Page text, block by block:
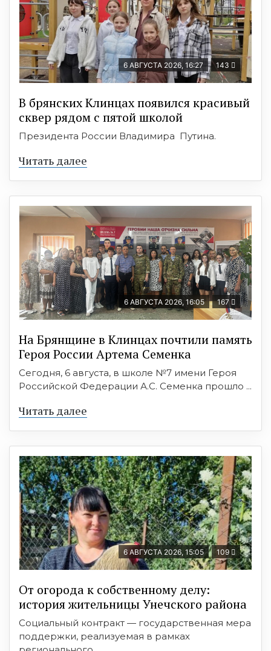
6 АВГУСТА 2026, 16:27 143
В брянских Клинцах появился красивый
сквер рядом с пятой школой
Президента России Владимира Путина.
Читать далее
6 АВГУСТА 2026, 16:05 167
На Брянщине в Клинцах почтили память
Героя России Артема Семенка
Сегодня, 6 августа, в школе №7 имени Героя
Российской Федерации А.С. Семенка прошло ...
Читать далее
6 АВГУСТА 2026, 15:05 109
От огорода к собственному делу:
история жительницы Унечского района
Социальный контракт — государственная мера
поддержки, реализуемая в рамках